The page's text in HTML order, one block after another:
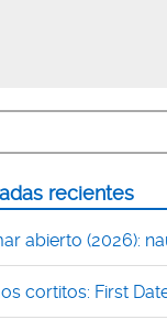
recientes
abierto (2026):
cortitos: First